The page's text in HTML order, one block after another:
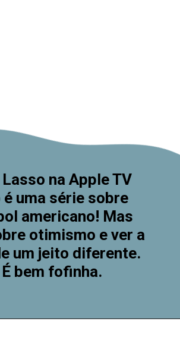
na Apple TV
é uma série sobre
americano! Mas
otimismo e ver a
um jeito diferente.
É bem fofinha.